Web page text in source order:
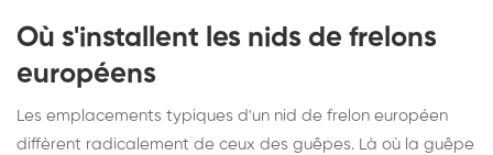
Où s'installent les nids de frelons
européens
Les emplacements typiques d'un nid de frelon européen
diffèrent radicalement de ceux des guêpes. Là où la guêpe